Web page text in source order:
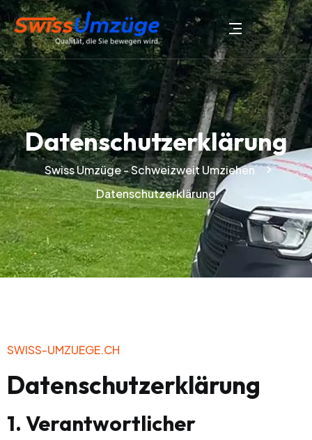
Datenschutzerklärung
Swiss Umzüge - Schweizweit Umziehen
Datenschutzerklärung
SWISS-UMZUEGE.CH
Datenschutzerklärung
1. Verantwortlicher